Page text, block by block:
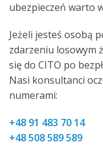
ubezpieczeń warto
Jeżeli jesteś osobą
zdarzeniu losowym
się do CITO po
Nasi konsultanci
numerami:
+48 91 483 70 14
+48 508 589 589